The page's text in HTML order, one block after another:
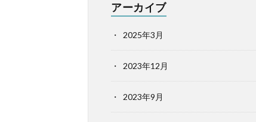
アーカイブ
2025年3月
2023年12月
2023年9月